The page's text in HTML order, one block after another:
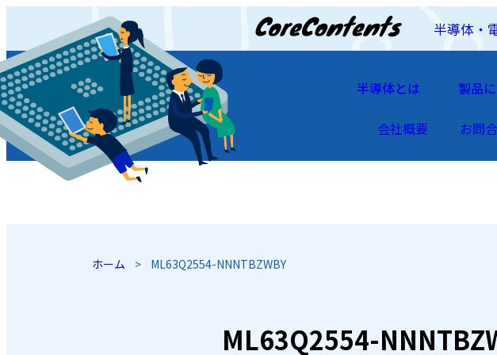
半導体・
JP/EN
半導体とは 製品
会社概要 お問
ホーム > ML63Q2554-NNNTBZWBY
ML63Q2554-